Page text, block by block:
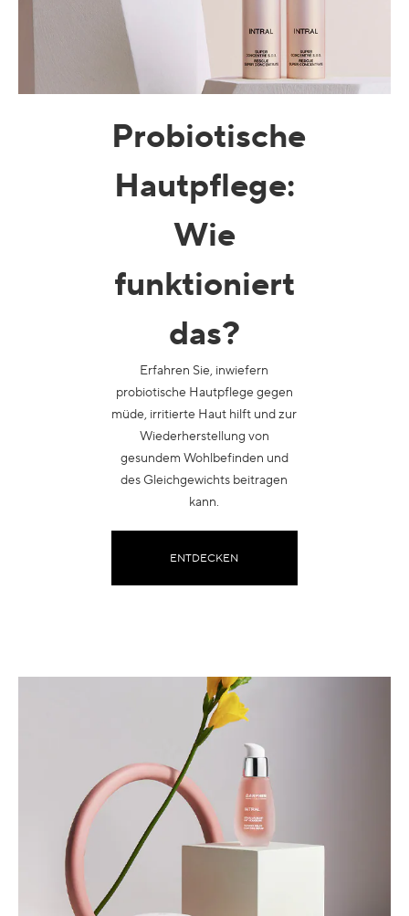
Probiotische
Hautpflege:
Wie
funktioniert
das?
Erfahren Sie, inwiefern
probiotische Hautpflege gegen
müde, irritierte Haut hilft und zur
Wiederherstellung von
gesundem Wohlbefinden und
des Gleichgewichts beitragen
kann.
ENTDECKEN